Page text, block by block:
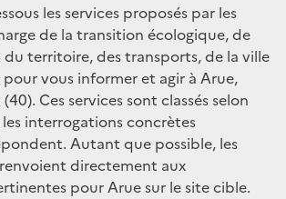
les services proposés par les
de la transition écologique, de
territoire, des transports, de la ville
vous informer et agir à Arue,
Ces services sont classés selon
interrogations concrètes
Autant que possible, les
directement aux
pour Arue sur le site cible.